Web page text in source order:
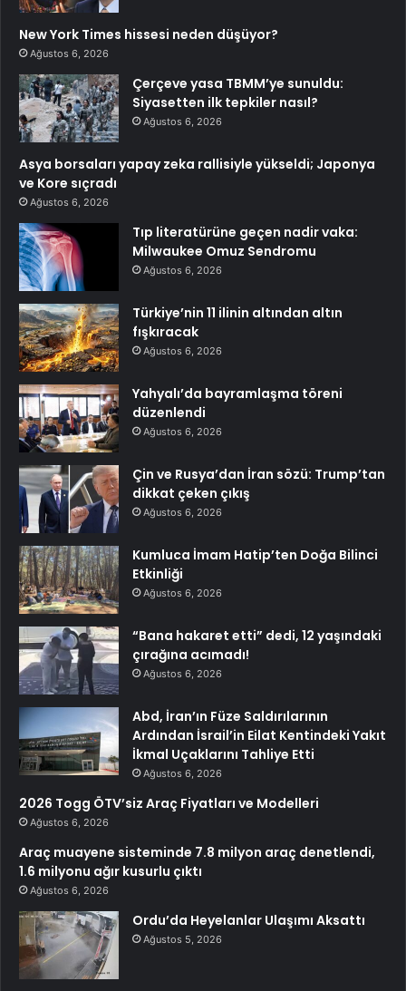
New York Times hissesi neden düşüyor?
Ağustos 6, 2026
Çerçeve yasa TBMM’ye sunuldu:
Siyasetten ilk tepkiler nasıl?
Ağustos 6, 2026
Asya borsaları yapay zeka rallisiyle yükseldi; Japonya
ve Kore sıçradı
Ağustos 6, 2026
Tıp literatürüne geçen nadir vaka:
Milwaukee Omuz Sendromu
Ağustos 6, 2026
Türkiye’nin 11 ilinin altından altın
fışkıracak
Ağustos 6, 2026
Yahyalı’da bayramlaşma töreni
düzenlendi
Ağustos 6, 2026
Çin ve Rusya’dan İran sözü: Trump’tan
dikkat çeken çıkış
Ağustos 6, 2026
Kumluca İmam Hatip’ten Doğa Bilinci
Etkinliği
Ağustos 6, 2026
“Bana hakaret etti” dedi, 12 yaşındaki
çırağına acımadı!
Ağustos 6, 2026
Abd, İran’ın Füze Saldırılarının
Ardından İsrail’in Eilat Kentindeki Yakıt
İkmal Uçaklarını Tahliye Etti
Ağustos 6, 2026
2026 Togg ÖTV’siz Araç Fiyatları ve Modelleri
Ağustos 6, 2026
Araç muayene sisteminde 7.8 milyon araç denetlendi,
1.6 milyonu ağır kusurlu çıktı
Ağustos 6, 2026
Ordu’da Heyelanlar Ulaşımı Aksattı
Ağustos 5, 2026